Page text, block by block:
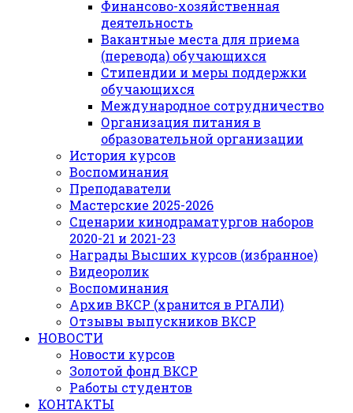
Финансово-хозяйственная
деятельность
Вакантные места для приема
(перевода) обучающихся
Стипендии и меры поддержки
обучающихся
Международное сотрудничество
Организация питания в
образовательной организации
История курсов
Воспоминания
Преподаватели
Мастерские 2025-2026
Сценарии кинодраматургов наборов
2020-21 и 2021-23
Награды Высших курсов (избранное)
Видеоролик
Воспоминания
Архив ВКСР (хранится в РГАЛИ)
Отзывы выпускников ВКСР
НОВОСТИ
Новости курсов
Золотой фонд ВКСР
Работы студентов
КОНТАКТЫ